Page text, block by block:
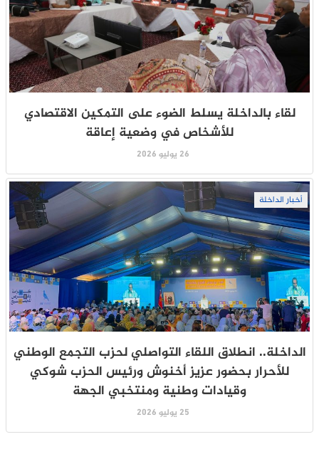
لقاء بالداخلة يسلط الضوء على التمكين الاقتصادي
للأشخاص في وضعية إعاقة
26 يوليو 2026
أخبار الداخلة
الداخلة.. انطلاق اللقاء التواصلي لحزب التجمع الوطني
للأحرار بحضور عزيز أخنوش ورئيس الحزب شوكي
وقيادات وطنية ومنتخبي الجهة
25 يوليو 2026